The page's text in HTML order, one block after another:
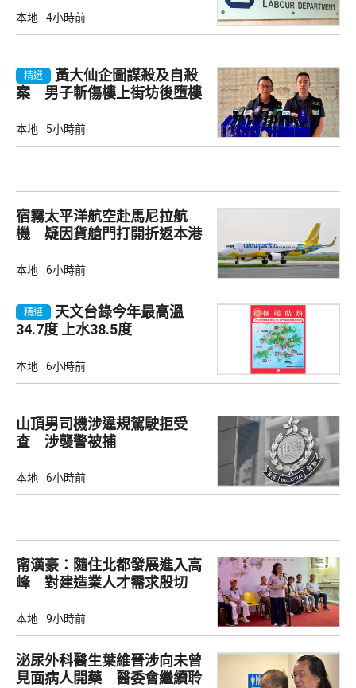
本地 4小時前
精選
黃大仙企圖謀殺及自殺
案 男子斬傷樓上街坊後墮樓
本地 5小時前
宿霧太平洋航空赴馬尼拉航
機 疑因貨艙門打開折返本港
本地 6小時前
精選
天文台錄今年最高溫
34.7度 上水38.5度
本地 6小時前
山頂男司機涉違規駕駛拒受
查 涉襲警被捕
本地 6小時前
甯漢豪：隨住北都發展進入高
峰 對建造業人才需求殷切
本地 9小時前
泌尿外科醫生葉維晉涉向未曾
見面病人開藥 醫委會繼續聆